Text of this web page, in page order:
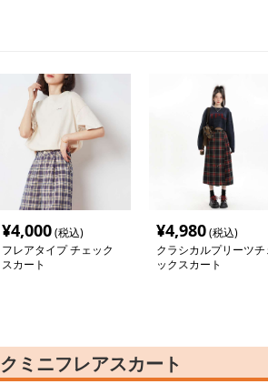
¥4,000(税込)
フレアタイプ チェック
スカート
¥4,980(税込)
クラシカルプリーツチ
ックスカート
ミニフレアスカート